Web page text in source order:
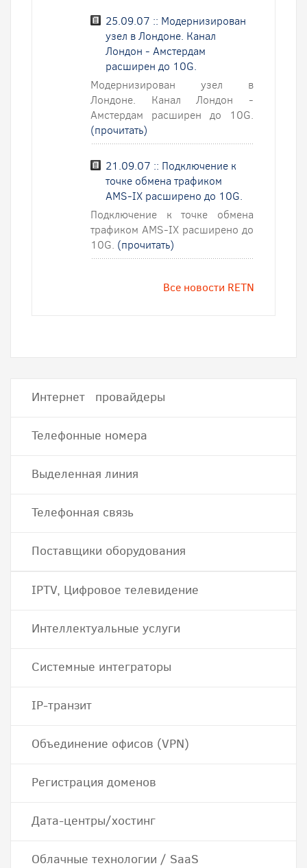
25.09.07 :: Модернизирован
узел в Лондоне. Канал
Лондон - Амстердам
расширен до 10G.
Модернизирован узел в
Лондоне. Канал Лондон -
Амстердам расширен до 10G.
(прочитать)
21.09.07 :: Подключение к
точке обмена трафиком
AMS-IX расширено до 10G.
Подключение к точке обмена
трафиком AMS-IX расширено до
10G. (прочитать)
Все новости RETN
Интернет провайдеры
Телефонные номера
Выделенная линия
Телефонная связь
Поставщики оборудования
IPTV, Цифровое телевидение
Интеллектуальные услуги
Системные интеграторы
IP-транзит
Объединение офисов (VPN)
Регистрация доменов
Дата-центры/хостинг
Облачные технологии / SaaS